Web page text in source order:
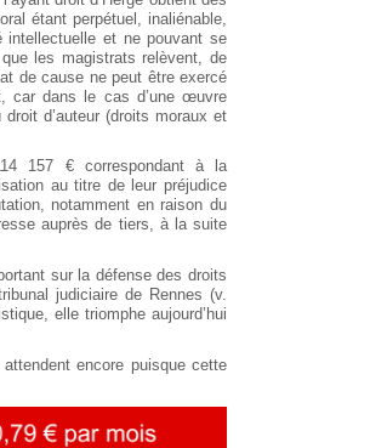
étant perpétuel, inaliénable,
intellectuelle et ne pouvant se
les magistrats relèvent, de
de cause ne peut être exercé
car dans le cas d’une œuvre
d’auteur (droits moraux et
157 € correspondant à la
au titre de leur préjudice
notamment en raison du
auprès de tiers, à la suite
sur la défense des droits
judiciaire de Rennes (v.
elle triomphe aujourd’hui
encore puisque cette